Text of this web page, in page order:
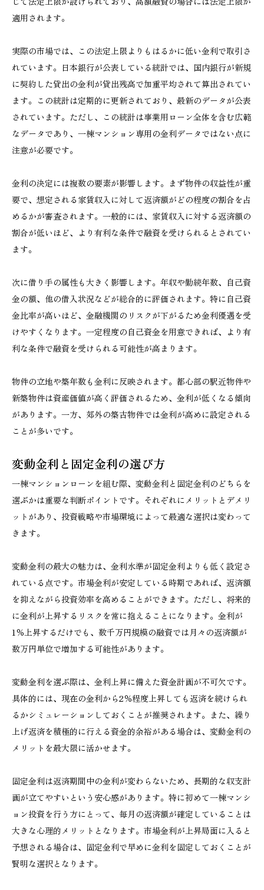
適用されます。
実際の市場では、この法定上限よりもはるかに低い金利で取引さ
れています。日本銀行が公表している統計では、国内銀行が新規
に契約した貸出の金利が貸出残高で加重平均されて算出されてい
ます。この統計は定期的に更新されており、最新のデータが公表
されています。ただし、この統計は事業用ローン全体を含む広範
なデータであり、一棟マンション専用の金利データではない点に
注意が必要です。
金利の決定には複数の要素が影響します。まず物件の収益性が重
要で、想定される家賃収入に対して返済額がどの程度の割合を占
めるかが審査されます。一般的には、家賃収入に対する返済額の
割合が低いほど、より有利な条件で融資を受けられるとされてい
ます。
次に借り手の属性も大きく影響します。年収や勤続年数、自己資
金の額、他の借入状況などが総合的に評価されます。特に自己資
金比率が高いほど、金融機関のリスクが下がるため金利優遇を受
けやすくなります。一定程度の自己資金を用意できれば、より有
利な条件で融資を受けられる可能性が高まります。
物件の立地や築年数も金利に反映されます。都心部の駅近物件や
新築物件は資産価値が高く評価されるため、金利が低くなる傾向
があります。一方、郊外の築古物件では金利が高めに設定される
ことが多いです。
変動金利と固定金利の選び方
一棟マンションローンを組む際、変動金利と固定金利のどちらを
選ぶかは重要な判断ポイントです。それぞれにメリットとデメリ
ットがあり、投資戦略や市場環境によって最適な選択は変わって
きます。
変動金利の最大の魅力は、金利水準が固定金利よりも低く設定さ
れている点です。市場金利が安定している時期であれば、返済額
を抑えながら投資効率を高めることができます。ただし、将来的
に金利が上昇するリスクを常に抱えることになります。金利が
1％上昇するだけでも、数千万円規模の融資では月々の返済額が
数万円単位で増加する可能性があります。
変動金利を選ぶ際は、金利上昇に備えた資金計画が不可欠です。
具体的には、現在の金利から2％程度上昇しても返済を続けられ
るかシミュレーションしておくことが推奨されます。また、繰り
上げ返済を積極的に行える資金的余裕がある場合は、変動金利の
メリットを最大限に活かせます。
固定金利は返済期間中の金利が変わらないため、長期的な収支計
画が立てやすいという安心感があります。特に初めて一棟マンシ
ョン投資を行う方にとって、毎月の返済額が確定していることは
大きな心理的メリットとなります。市場金利が上昇局面に入ると
予想される場合は、固定金利で早めに金利を固定しておくことが
賢明な選択となります。